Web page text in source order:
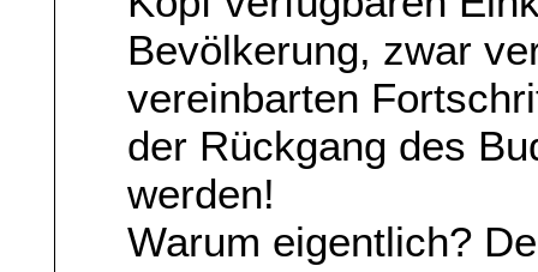
Bevölkerung, zwar
vereinbarten
der Rückgang des
werden!
Warum eigentlich?